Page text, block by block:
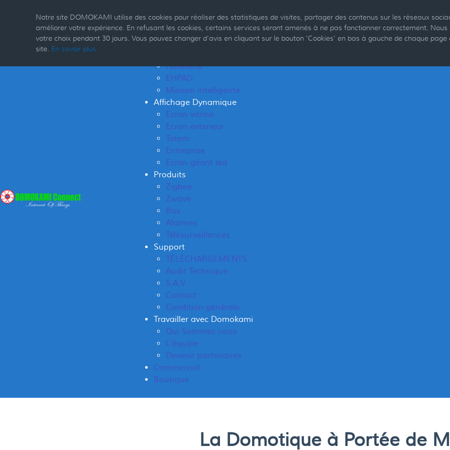
Accueil
Résidentiel
Hôtellerie
EHPAD
Maison intelligente
Affichage Dynamique
Ecran vitrine
Ecran exterieur
Totem
Entreprise
Ecran géant led
Produits
Zigbee
Zwave
Box
Alarmes
Télésurveillances
Support
TÉLÉCHARGEMENTS
Audit Technique
S.A.V
Contact
Condition générale
Travailler avec Domokami
Qui Sommes nous
L'équipe
Devenir partenaires
Commercial
Boutique
La Domotique à Portée de
Notre site DOMOKAMI utilise des cookies pour réaliser des statistiques de visites, partager des contenus sur les réseaux
améliorer votre expérience. En refusant les cookies, certains services seront amenés à ne pas fonctionner correctement. Nous
votre choix pendant 30 jours. Vous pouvez changer d'avis en cliquant sur le bouton 'Cookies' en bas à gauche de chaque page
site. En savoir plus